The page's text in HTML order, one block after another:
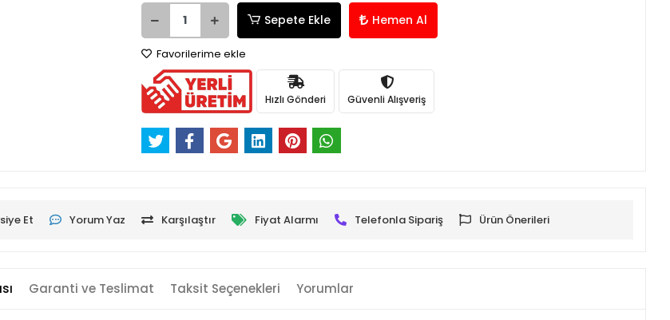
Sepete Ekle Hemen Al
Favorilerime ekle
Hızlı Gönderi Güvenli Alışveriş
Et Yorum Yaz Karşılaştır Fiyat Alarmı Telefonla Sipariş Ürün Önerileri
Garanti ve Teslimat Taksit Seçenekleri Yorumlar